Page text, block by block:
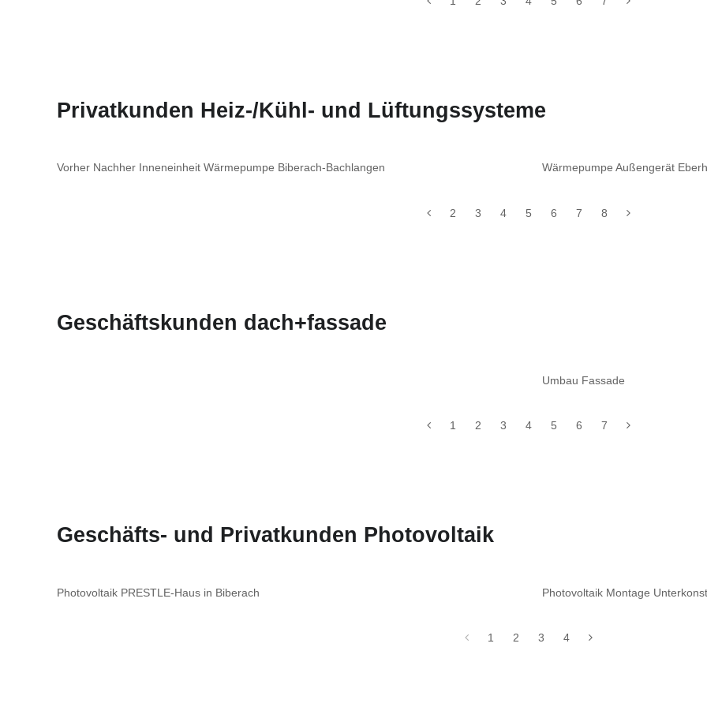
Privatkunden Heiz-/Kühl- und Lüftungssysteme
Vorher Nachher Inneneinheit Wärmepumpe Biberach-Bachlangen Wärmepumpe Außengerät
2 3 4 5 6 7 8
Geschäftskunden dach+fassade
Umbau Fassade
1 2 3 4 5 6 7
Geschäfts- und Privatkunden Photovoltaik
Photovoltaik PRESTLE-Haus in Biberach Photovoltaik Montage
1 2 3 4